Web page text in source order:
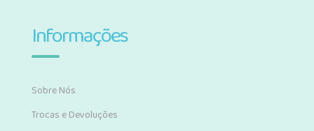
Informações
Sobre Nós
Trocas e Devoluções